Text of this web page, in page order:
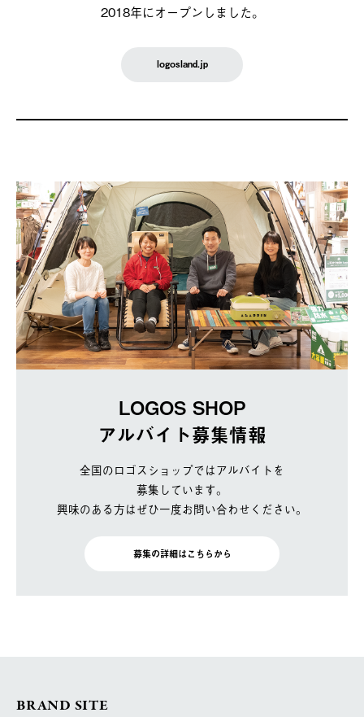
2018年にオープンしました。
logosland.jp
LOGOS SHOP
アルバイト募集情報
全国のロゴスショップではアルバイトを
募集しています。
興味のある方はぜひ一度お問い合わせください。
募集の詳細はこちらから
BRAND SITE